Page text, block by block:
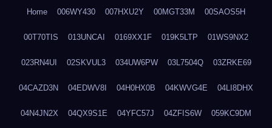
Home 006WY430 007HXU2Y 00MGT33M 00SAOS5H
00T70TIS 013UNCAI 0169XX1F 019K5LTP 01WS9NX2
023RN4UI 02SKVUL3 034UW6PW 03L7504Q 03ZRKE69
04CAZD3N 04EDWV8I 04H0HX0B 04KWVG4E 04LI8DHX
04N4JN2X 04QX9S1E 04YFC57J 04ZFIS6W 059KC9DM